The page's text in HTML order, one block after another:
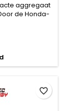
aggregaat
de Honda-
frequentie
aggregaat
EU 10i uiterst
favorite_border